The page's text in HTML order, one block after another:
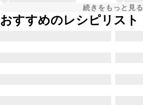
続きをもっと見る
おすすめのレシピリスト